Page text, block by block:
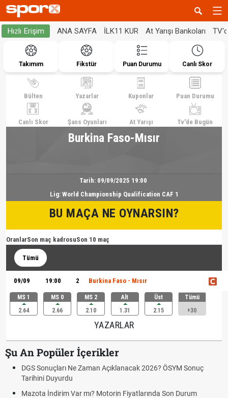
Hızlı Erişim ANA SAYFA İLK11 KUR At Yarışı Bankoları
Takımım Fikstür Puan Durumu Canlı Skor
Bülten Yazarlar Kuponlar Puan Durumu
Canlı Skor Şans Oyunları At Yarışı Tv'de Bugün
Burkina Faso-Mısır
Tarih: 09/09/2025 19:00
Lig: World Championship Qualification CAF 1
BU MAÇA NE OYNARSIN?
OranlarSon maç kadrosuSon 10 maç
Tümü
09/09 19:00 2 Burkina Faso - Mısır
MS 1
2.64
MS 0
2.66
MS 2
2.10
Alt
1.31
Üst
2.15
Tümü
+30
YAZARLAR
Şu An Popüler İçerikler
DGS Sonuçları Ne Zaman Açıklanacak 2026? ÖSYM Sonuç
Tarihini Duyurdu
Mazota İndirim Var mı? Motorin Fiyatlarında Son Durum